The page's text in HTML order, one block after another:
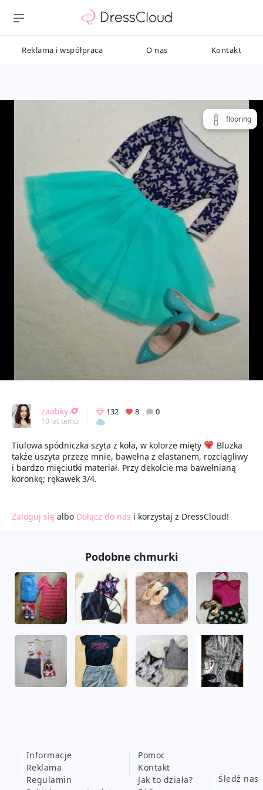
Reklama i współpraca O nas Kontakt
flooring
zaabky
10 lat temu
132 8 0
Tiulowa spódniczka szyta z koła, w kolorze mięty
Bluzka
także uszyta przeze mnie, bawełna z elastanem, rozciągliwy
i bardzo mięciutki materiał. Przy dekolcie ma bawełnianą
koronkę; rękawek 3/4.
Zaloguj się albo Dołącz do nas i korzystaj z DressCloud!
Podobne chmurki
Informacje
Reklama
Regulamin
Pomoc
Kontakt
Jak to działa?
Śledź nas